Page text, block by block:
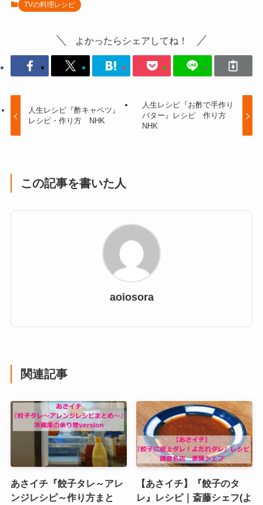
TVの料理レシピ
よかったらシェアしてね！
人生レシピ『酢キャベツ』
レシピ・作り方 NHK
人生レシピ『お酢で手作り
バター』レシピ 作り方
NHK
この記事を書いた人
aoiosora
関連記事
あさイチ『餃子タレ～アレ
ンジレシピ～作り方まと
【あさイチ】『餃子のタ
レ』レシピ｜斎藤シェフ(よ